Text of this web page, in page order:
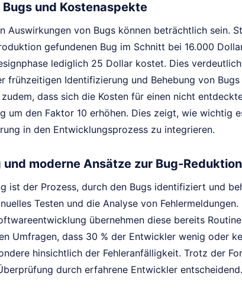
Bugs und Kostenaspekte
Auswirkungen von Bugs können beträchtlich sein.
gefundenen Bug im Schnitt bei 16.000
lediglich 25 Dollar kostet. Dies
frühzeitigen Identifizierung und Behebung von
dass sich die Kosten für einen nicht
um den Faktor 10 erhöhen. Dies zeigt, wie wichtig
in den Entwicklungsprozess zu integrieren.
und moderne Ansätze zur Bug-Reduktion
ist der Prozess, durch den Bugs identifiziert und
Testen und die Analyse von
übernehmen diese bereits
Umfragen, dass 30 % der Entwickler wenig oder
hinsichtlich der Fehleranfälligkeit. Trotz der
durch erfahrene Entwickler entscheidend.